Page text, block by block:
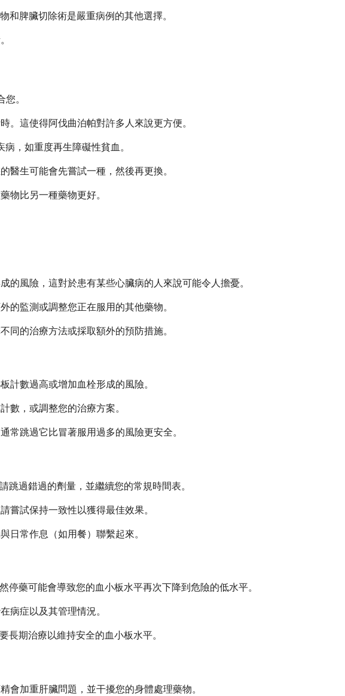
和脾臟切除術是嚴重病例的其他選擇。
。
。這使得阿伐曲泊帕對許多人來說更方便。
，如重度再生障礙性貧血。
醫生可能會先嘗試一種，然後再更換。
物比另一種藥物更好。
風險，這對於患有某些心臟病的人來說可能令人擔憂。
的監測或調整您正在服用的其他藥物。
同的治療方法或採取額外的預防措施。
計數過高或增加血栓形成的風險。
數，或調整您的治療方案。
常跳過它比冒著服用過多的風險更安全。
跳過錯過的劑量，並繼續您的常規時間表。
嘗試保持一致性以獲得最佳效果。
日常作息（如用餐）聯繫起來。
停藥可能會導致您的血小板水平再次下降到危險的低水平。
病症以及其管理情況。
長期治療以維持安全的血小板水平。
會加重肝臟問題，並干擾您的身體處理藥物。